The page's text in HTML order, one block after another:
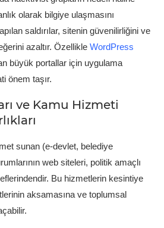
olarak bilgiye ulaşmasını
saldırılar, sitenin güvenilirliğini ve
azaltır. Özellikle WordPress
büyük portallar için uygulama
önem taşır.
ve Kamu Hizmeti
sunan (e-devlet, belediye
web siteleri, politik amaçlı
Bu hizmetlerin kesintiye
aksamasına ve toplumsal